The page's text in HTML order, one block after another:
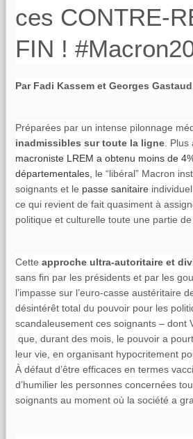
ces CONTRE-
FIN !
Par Fadi Kassem et Georges
Préparées par un intense pilonnage
inadmissibles sur toute la ligne. Plus
macroniste LREM a obtenu moins de
départementales, le “libéral” Macron
soignants et le passe sanitaire
ce qui revient de fait quasiment à
politique et culturelle toute une partie
Cette approche ultra-autoritaire et
sans fin par les présidents et par les
l’impasse sur l’euro-casse austéritaire
désintérêt total du pouvoir pour les
scandaleusement ces soignants –
que, durant des mois, le pouvoir a
leur vie, en organisant hypocritement
À défaut d’être efficaces en termes
d’humilier les personnes concernées
soignants au moment où la société a